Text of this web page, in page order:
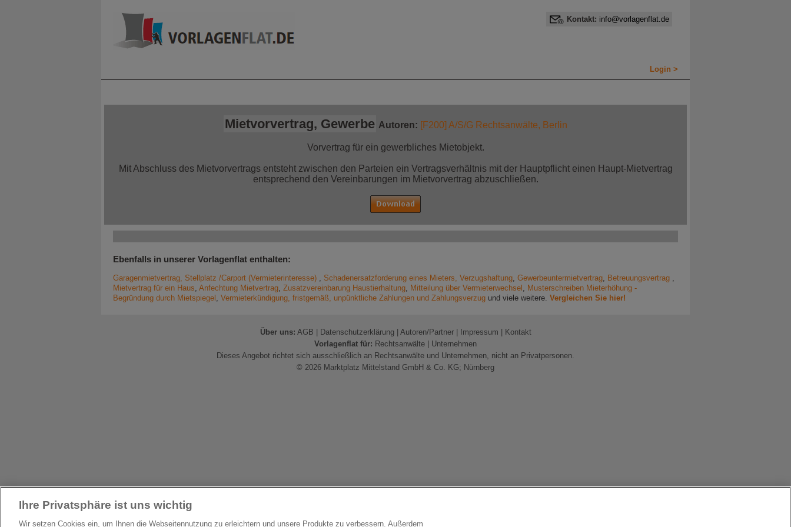
Kontakt: info@vorlagenflat.de
Login >
Mietvorvertrag, Gewerbe Autoren: [F200] A/S/G Rechtsanwälte, Berlin
Vorvertrag für ein gewerbliches Mietobjekt.
Mit Abschluss des Mietvorvertrags entsteht zwischen den Parteien ein Vertragsverhältnis mit der Hauptpflicht einen Haupt-Mietvertrag
entsprechend den Vereinbarungen im Mietvorvertrag abzuschließen.
Ebenfalls in unserer Vorlagenflat enthalten:
Garagenmietvertrag, Stellplatz /Carport (Vermieterinteresse) , Schadenersatzforderung eines Mieters, Verzugshaftung, Gewerbeuntermietvertrag, Betreuungsvertrag ,
Mietvertrag für ein Haus, Anfechtung Mietvertrag, Zusatzvereinbarung Haustierhaltung, Mitteilung über Vermieterwechsel , Musterschreiben Mieterhöhung -
Begründung durch Mietspiegel , Vermieterkündigung, fristgemäß, unpünktliche Zahlungen und Zahlungsverzug und viele weitere. Vergleichen Sie hier!
Über uns: AGB Datenschutzerklärung| Autoren/Partner| Impressum
Kontakt
Vorlagenflat für: Rechtsanwälte
Unternehmen
Dieses Angebot richtet sich ausschließlich an Rechtsanwälte und Unternehmen, nicht an Privatpersonen.
© 2026 Marktplatz Mittelstand GmbH & Co. KG; Nürnberg
Ihre Privatsphäre ist uns wichtig
Wir setzen Cookies ein, um Ihnen die Webseitennutzung zu erleichtern und unsere Produkte zu verbessern. Außerdem